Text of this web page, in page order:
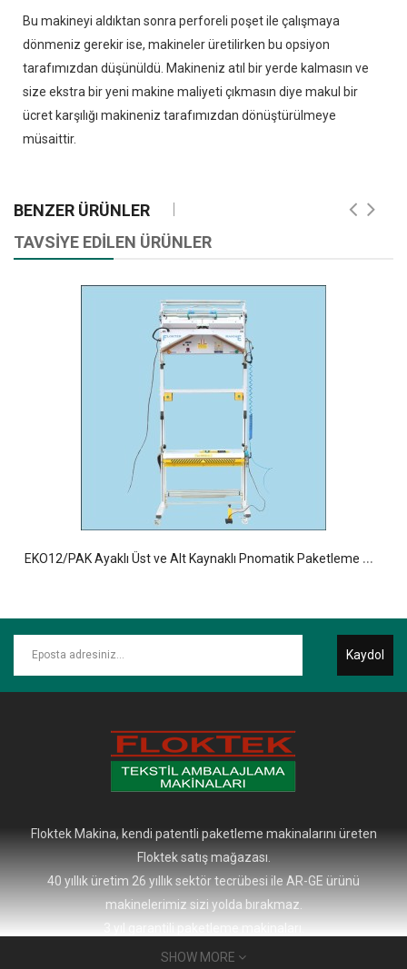
Bu makineyi aldıktan sonra perforeli poşet ile çalışmaya
dönmeniz gerekir ise, makineler üretilirken bu opsiyon
tarafımızdan düşünüldü. Makineniz atıl bir yerde kalmasın ve
size ekstra bir yeni makine maliyeti çıkmasın diye makul bir
ücret karşılığı makineniz tarafımızdan dönüştürülmeye
müsaittir.
BENZER ÜRÜNLER
TAVSİYE EDİLEN ÜRÜNLER
E
KO12/PAK Ayaklı Üst ve Alt Kaynaklı Pnomatik Paketleme Makinesi
Kaydol
Floktek Makina, kendi patentli paketleme makinalarını üreten
Floktek satış mağazası.
40 yıllık üretim 26 yıllık sektör tecrübesi ile AR-GE ürünü
makinelerimiz sizi yolda bırakmaz.
3 yıl garantili paketleme makinaları.
ADRES: Gürpınar Mah, Ulusal Cad. No:19/10 Beylikdüzü, İstanbul,
SHOW MORE